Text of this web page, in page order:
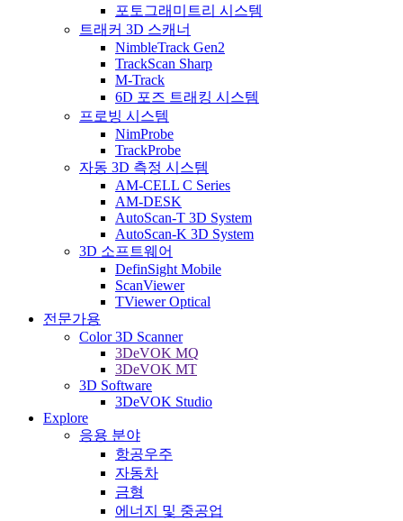
포토그래미트리 시스템
트래커 3D 스캐너
NimbleTrack Gen2
TrackScan Sharp
M-Track
6D 포즈 트래킹 시스템
프로빙 시스템
NimProbe
TrackProbe
자동 3D 측정 시스템
AM-CELL C Series
AM-DESK
AutoScan-T 3D System
AutoScan-K 3D System
3D 소프트웨어
DefinSight Mobile
ScanViewer
TViewer Optical
전문가용
Color 3D Scanner
3DeVOK MQ
3DeVOK MT
3D Software
3DeVOK Studio
Explore
응용 분야
항공우주
자동차
금형
에너지 및 중공업